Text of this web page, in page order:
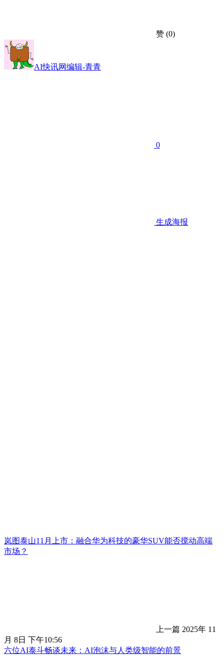
赞 (0)
AI快讯网编辑-青青
0
生成海报
岚图泰山11月上市：融合华为科技的豪华SUV能否搅动高端
市场？
上一篇 2025年 11
月 8日 下午10:56
六位AI泰斗畅谈未来：AI泡沫与人类级智能的前景